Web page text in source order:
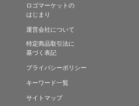
ロゴマーケットの
はじまり
運営会社について
特定商品取引法に
基づく表記
プライバシーポリシー
キーワード一覧
サイトマップ